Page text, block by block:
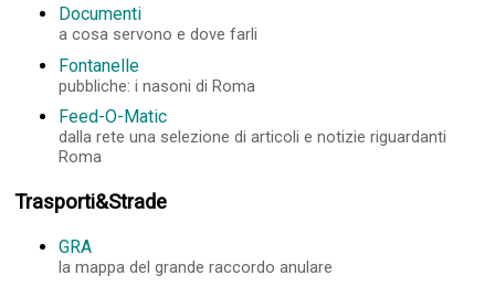
Documenti
a cosa servono e dove farli
Fontanelle
pubbliche: i nasoni di Roma
Feed-O-Matic
dalla rete una selezione di articoli e notizie riguardanti
Roma
Trasporti&Strade
GRA
la mappa del grande raccordo anulare